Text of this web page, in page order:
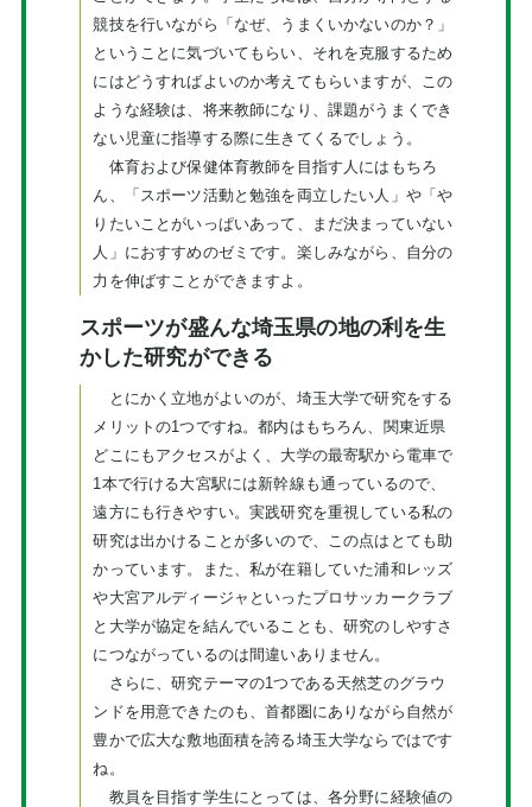
競技を行いながら「なぜ、うまくいかないのか？」
ということに気づいてもらい、それを克服するため
にはどうすればよいのか考えてもらいますが、この
ような経験は、将来教師になり、課題がうまくでき
ない児童に指導する際に生きてくるでしょう。
体育および保健体育教師を目指す人にはもちろ
ん、「スポーツ活動と勉強を両立したい人」や「や
りたいことがいっぱいあって、まだ決まっていない
人」におすすめのゼミです。楽しみながら、自分の
力を伸ばすことができますよ。
スポーツが盛んな埼玉県の地の利を生
かした研究ができる
とにかく立地がよいのが、埼玉大学で研究をする
メリットの1つですね。都内はもちろん、関東近県
どこにもアクセスがよく、大学の最寄駅から電車で
1本で行ける大宮駅には新幹線も通っているので、
遠方にも行きやすい。実践研究を重視している私の
研究は出かけることが多いので、この点はとても助
かっています。また、私が在籍していた浦和レッズ
や大宮アルディージャといったプロサッカークラブ
と大学が協定を結んでいることも、研究のしやすさ
につながっているのは間違いありません。
さらに、研究テーマの1つである天然芝のグラウ
ンドを用意できたのも、首都圏にありながら自然が
豊かで広大な敷地面積を誇る埼玉大学ならではです
ね。
教員を目指す学生にとっては、各分野に経験値の